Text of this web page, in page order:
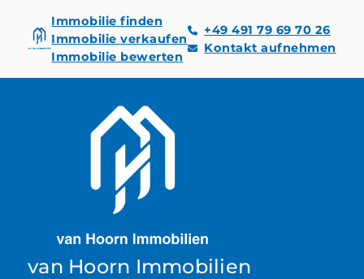
Immobilie finden
Immobilie verkaufen
Immobilie bewerten
+49 491 79 69 70 26
Kontakt aufnehmen
van Hoorn Immobilien